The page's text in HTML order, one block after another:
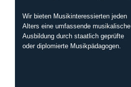
Wir bieten Musikinteressierten jeden
Alters eine umfassende musikalische
Ausbildung durch staatlich geprüfte
oder diplomierte Musikpädagogen.